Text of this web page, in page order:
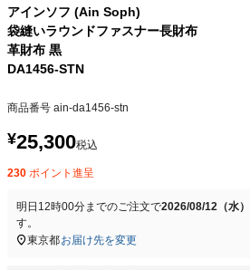
アインソフ (Ain Soph)
袋縫いラウンドファスナー長財布
革財布 黒
DA1456-STN
商品番号 ain-da1456-stn
¥25,300税込
230 ポイント進呈
明日 12時00分までのご注文で2026/08/12（水）
す。
東京都お届け先を変更